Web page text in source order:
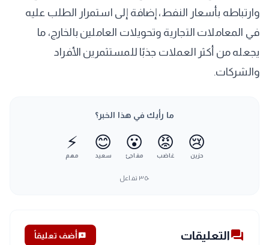
وارتباطه بأسعار النفط، إضافة إلى استمرار الطلب عليه
في المعاملات التجارية وتحويلات العاملين بالخارج، ما
يجعله من أكثر العملات جذبًا للمستثمرين الأفراد
والشركات.
ما رأيك في هذا الخبر؟
😢
حزين
😡
غاضب
😮
مفاجئ
😊
سعيد
⚡
مهم
٣٥٠ تفاعل
forumالتعليقات add_commentأضف تعليقاً